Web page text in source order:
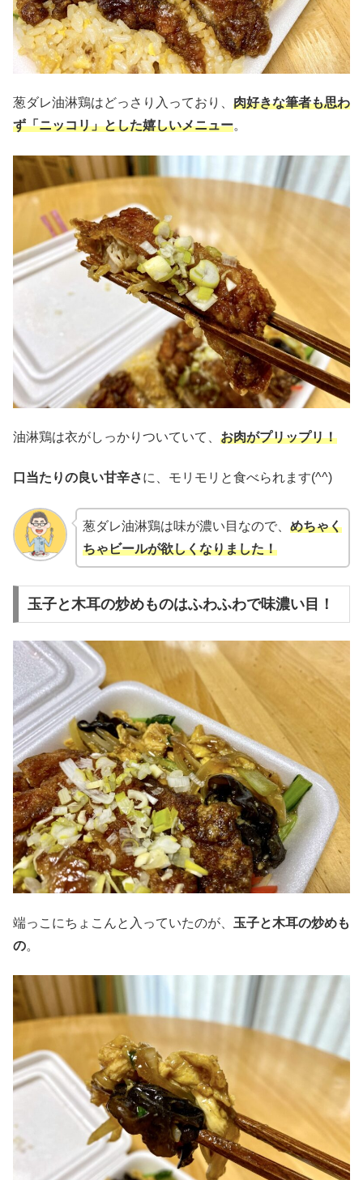
葱ダレ油淋鶏はどっさり入っており、 肉好きな筆者も思わ
ず「ニッコリ」とした嬉しいメニュー。
油淋鶏は衣がしっかりついていて、 お肉がプリップリ！
口当たりの良い甘辛さに、モリモリと食べられます(^^)
葱ダレ油淋鶏は味が濃い目なので、 めちゃく
ちゃビールが欲しくなりました！
玉子と木耳の炒めものはふわふわで味濃い目！
端っこにちょこんと入っていたのが、 玉子と木耳の炒めも
の。